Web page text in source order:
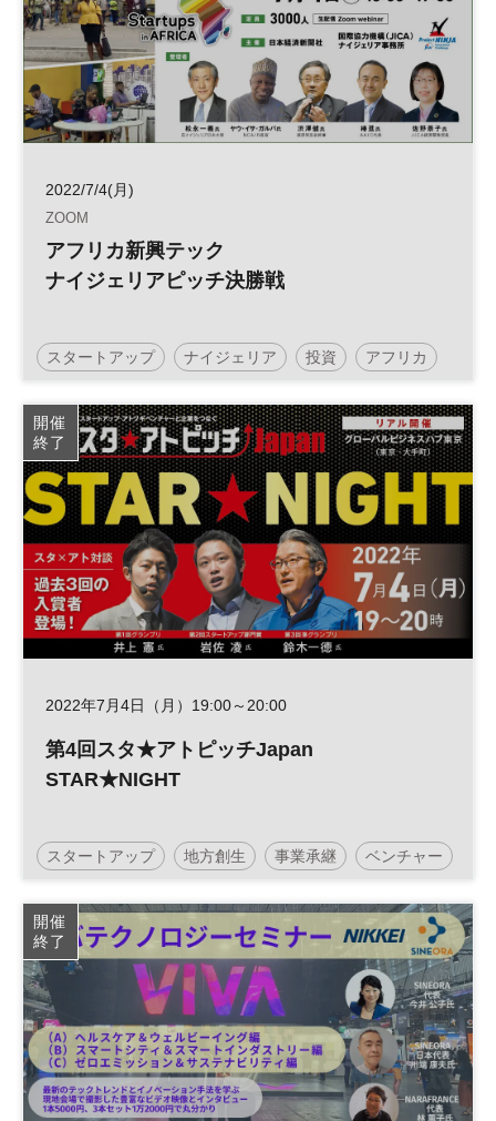
2022/7/4(月)
ZOOM
アフリカ新興テック
ナイジェリアピッチ決勝戦
スタートアップ ナイジェリア 投資 アフリカ
コンテスト
ピッチ
開催
終了
2022年7月4日（月）19:00～20:00
第4回スタ★アトピッチJapan
STAR★NIGHT
スタートアップ 地方創生 事業承継 ベンチャー
開催
終了